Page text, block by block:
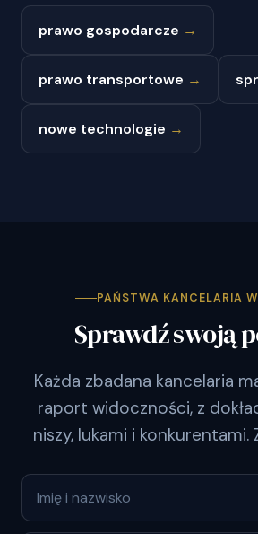
prawo gospodarcze →
prawo transportowe →
nowe technologie →
PAŃSTWA KANCELARIA
Sprawdź swoją
Każda zbadana kancelaria
raport widoczności, z
niszy, lukami i konkurentami.